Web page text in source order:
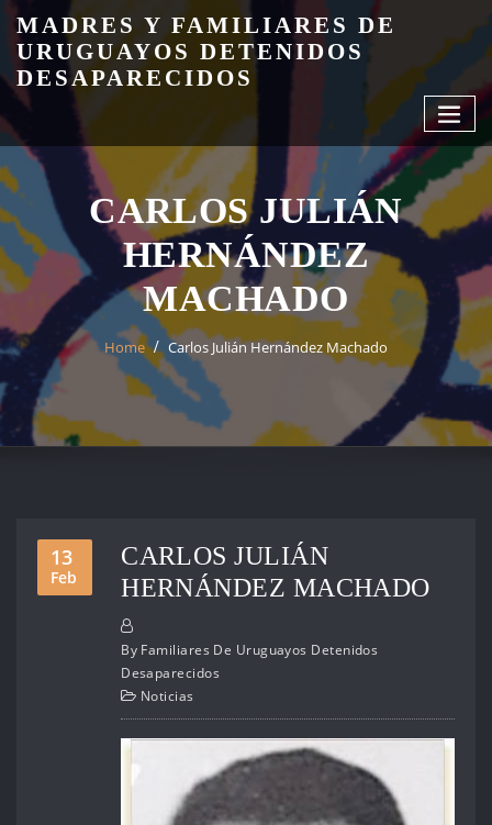
content
MADRES Y FAMILIARES DE
URUGUAYOS DETENIDOS
DESAPARECIDOS
CARLOS JULIÁN
HERNÁNDEZ
MACHADO
Home Carlos Julián Hernández Machado
13
Feb
CARLOS JULIÁN
HERNÁNDEZ MACHADO
By Familiares De Uruguayos Detenidos
Desaparecidos
Noticias